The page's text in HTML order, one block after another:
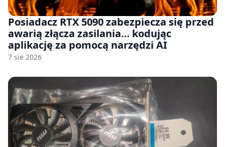
Posiadacz RTX 5090 zabezpiecza się przed
awarią złącza zasilania… kodując
aplikację za pomocą narzędzi AI
7 sie 2026